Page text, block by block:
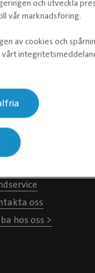
Evidensia
oss
oss
hos oss >
och utveckla
vår marknadsföring.
av cookies och